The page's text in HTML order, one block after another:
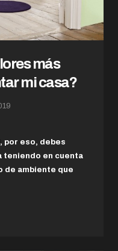
más
mi casa?
por eso, debes
teniendo en cuenta
de ambiente que